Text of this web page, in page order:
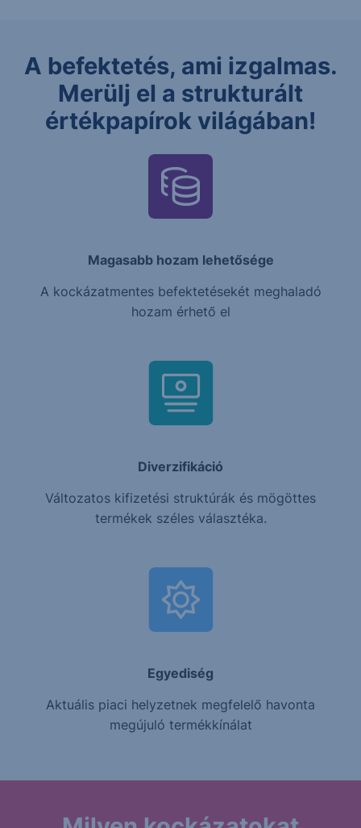
A befektetés, ami izgalmas.
Merülj el a strukturált
értékpapírok világában!
Magasabb hozam lehetősége
A kockázatmentes befektetésekét meghaladó
hozam érhető el
Diverzifikáció
Változatos kifizetési struktúrák és mögöttes
termékek széles választéka.
Egyediség
Aktuális piaci helyzetnek megfelelő havonta
megújuló termékkínálat